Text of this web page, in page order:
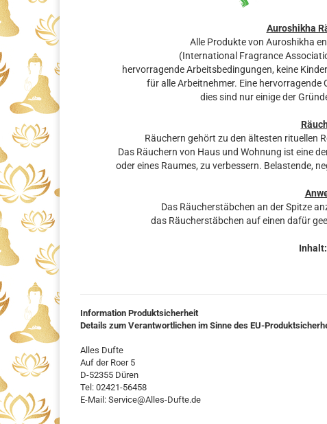
Auroshikha
Alle Produkte von Auroshikha
(International Fragrance
hervorragende Arbeitsbedingungen, keine
für alle Arbeitnehmer. Eine
dies sind nur einige der
Räuchern gehört zu den ältesten rituellen
Das Räuchern von Haus und Wohnung ist eine
oder eines Raumes, zu verbessern. Belastende,
Das Räucherstäbchen an der Spitze
das Räucherstäbchen auf einen dafür
Information Produktsicherheit
Details zum Verantwortlichen im Sinne des EU-
Alles Dufte
Auf der Roer 5
D-52355 Düren
Tel: 02421-56458
E-Mail: Service@Alles-Dufte.de